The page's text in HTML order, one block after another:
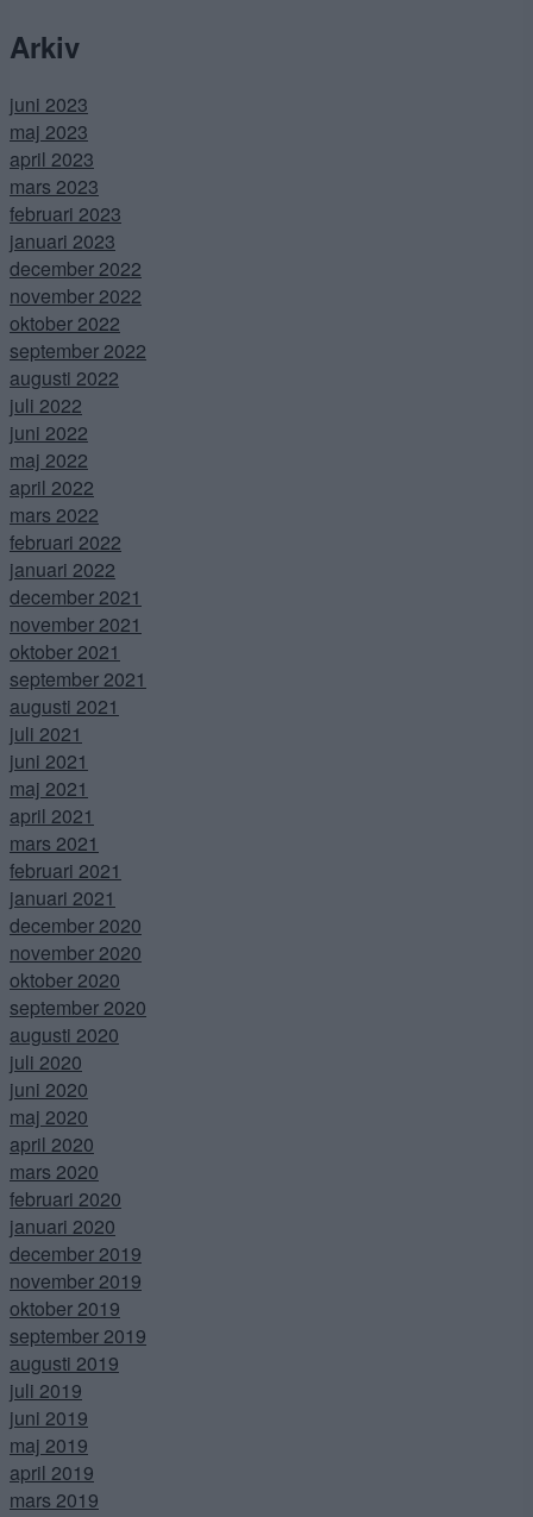
Arkiv
juni 2023
maj 2023
april 2023
mars 2023
februari 2023
januari 2023
december 2022
november 2022
oktober 2022
september 2022
augusti 2022
juli 2022
juni 2022
maj 2022
april 2022
mars 2022
februari 2022
januari 2022
december 2021
november 2021
oktober 2021
september 2021
augusti 2021
juli 2021
juni 2021
maj 2021
april 2021
mars 2021
februari 2021
januari 2021
december 2020
november 2020
oktober 2020
september 2020
augusti 2020
juli 2020
juni 2020
maj 2020
april 2020
mars 2020
februari 2020
januari 2020
december 2019
november 2019
oktober 2019
september 2019
augusti 2019
juli 2019
juni 2019
maj 2019
april 2019
mars 2019